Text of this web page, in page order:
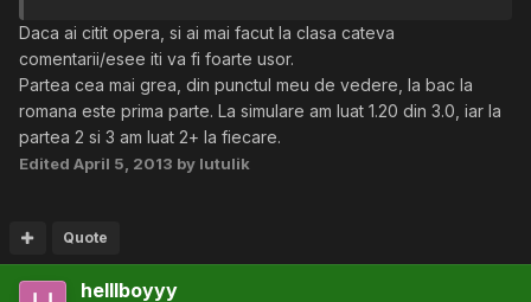
Daca ai citit opera, si ai mai facut la clasa cateva
comentarii/esee iti va fi foarte usor.
Partea cea mai grea, din punctul meu de vedere, la bac la
romana este prima parte. La simulare am luat 1.20 din 3.0, iar la
partea 2 si 3 am luat 2+ la fiecare.
Edited April 5, 2013 by lutulik
Quote
helllboyyy